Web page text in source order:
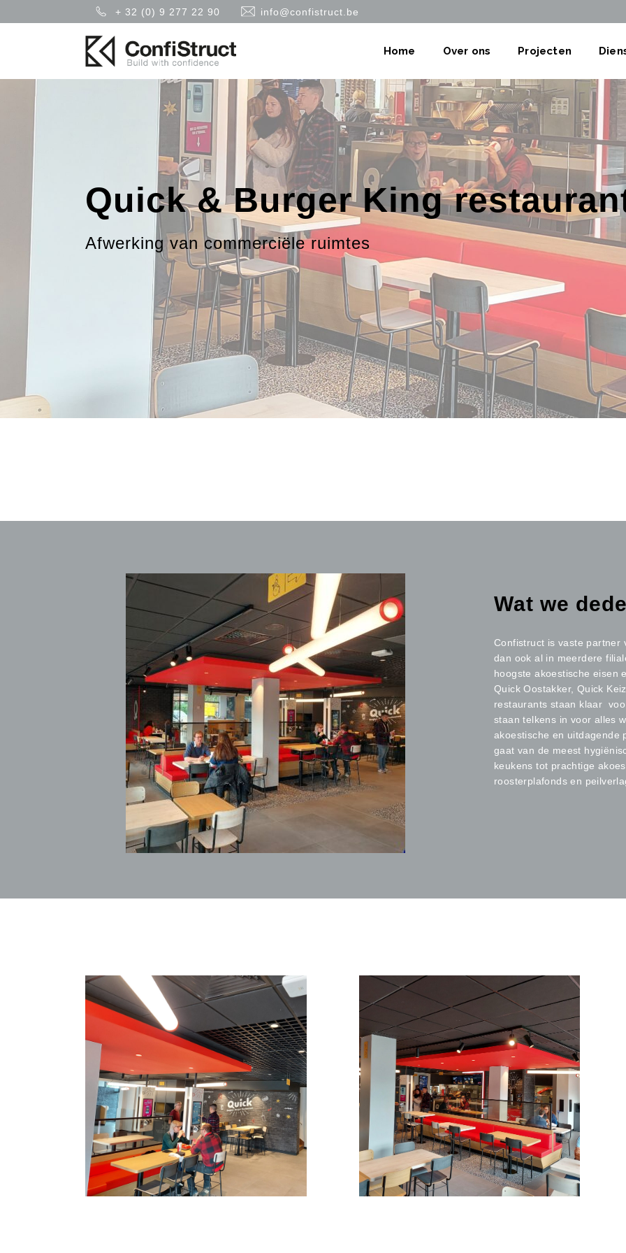
+ 32 (0) 9 277 22 90 info@confistruct.be
Home Over ons Projecten
Quick & Burger King
Afwerking van commerciële ruimtes
Wat we
Confistruct is vaste partner
dan ook al in meerdere
hoogste akoestische eisen
Quick Oostakker, Quick
restaurants staan klaar
staan telkens in voor alles
akoestische en uitdagende
gaat van de meest
keukens tot prachtige
roosterplafonds en